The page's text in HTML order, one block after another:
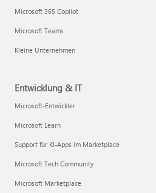
Microsoft 365 Copilot
Microsoft Teams
Kleine Unternehmen
Entwicklung & IT
Microsoft-Entwickler
Microsoft Learn
Support für KI-Apps im Marketplace
Microsoft Tech Community
Microsoft Marketplace